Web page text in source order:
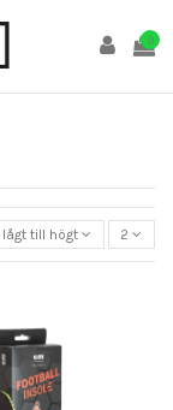
0
lågt till högt 2